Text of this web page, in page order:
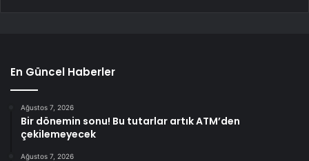
En Güncel Haberler
Ağustos 7, 2026
Bir dönemin sonu! Bu tutarlar artık ATM’den
çekilemeyecek
Ağustos 7, 2026